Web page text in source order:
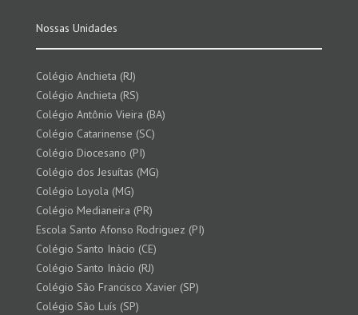
Nossas Unidades
Colégio Anchieta (RJ)
Colégio Anchieta (RS)
Colégio Antônio Vieira (BA)
Colégio Catarinense (SC)
Colégio Diocesano (PI)
Colégio dos Jesuítas (MG)
Colégio Loyola (MG)
Colégio Medianeira (PR)
Escola Santo Afonso Rodriguez (PI)
Colégio Santo Inácio (CE)
Colégio Santo Inácio (RJ)
Colégio São Francisco Xavier (SP)
Colégio São Luís (SP)